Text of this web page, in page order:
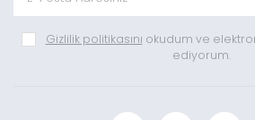
Gizlilik politikasını okudum ve
ediyorum.